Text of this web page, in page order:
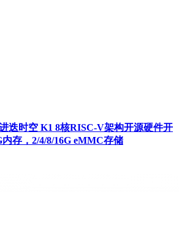
迭时空 K1 8核RISC-V架构开源硬件开
内存，2/4/8/16G eMMC存储